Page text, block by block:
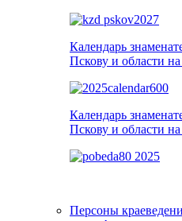
Календарь
Пскову и области
Календарь
Пскову и области
Персоны